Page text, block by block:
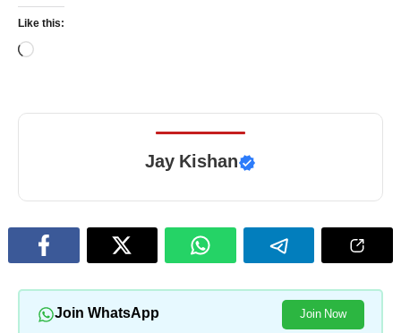
Like this:
Loading…
Jay Kishan
Join WhatsApp Join Now